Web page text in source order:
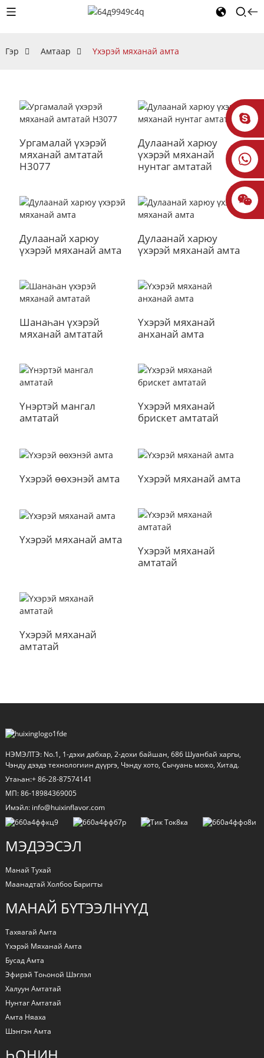
Гэр Амтаар Үхэрэй мяханай амта
Ургамалай үхэрэй
мяханай амтатай
H3077
Дулаанай харюу
үхэрэй мяханай
нунтаг амтатай
Дулаанай харюу
үхэрэй мяханай амта
Дулаанай харюу
үхэрэй мяханай амта
Шанаһан үхэрэй
мяханай амтатай
Үхэрэй мяханай
анханай амта
Үнэртэй мангал
амтатай
Үхэрэй мяханай
брискет амтатай
Үхэрэй өөхэнэй амта Үхэрэй мяханай амта
Үхэрэй мяханай амта
Үхэрэй мяханай
амтатай
Үхэрэй мяханай
амтатай
НЭМЭЛТЭ: No.1, 1-дэхи дабхар, 2-дохи байшан, 686 Шуанбай харгы,
Чэнду дээдэ технологиин дүүргэ, Чэнду хото, Сычуань можо, Хитад.
Утаһан:+ 86-28-87574141
МП: 86-18984369005
Имэйл: info@huixinflavor.com
МЭДЭЭСЭЛ
Манай Тухай
Маанадтай Холбоо Баригты
МАНАЙ БҮТЭЭЛНҮҮД
Тахяагай Амта
Үхэрэй Мяханай Амта
Бусад Амта
Эфирэй Тоһоной Шэглэл
Халуун Амтатай
Нунтаг Амтатай
Амта Няаха
Шэнгэн Амта